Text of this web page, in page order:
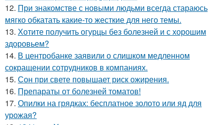
12. При знакомстве с новыми людьми всегда стараюсь
мягко обкатать какие-то жесткие для него темы.
13. Хотите получить огурцы без болезней и с хорошим
здоровьем?
14. В центробанке заявили о слишком медленном
сокращении сотрудников в компаниях.
15. Сон при свете повышает риск ожирения.
16. Препараты от болезней томатов!
17. Опилки на грядках: бесплатное золото или яд для
урожая?